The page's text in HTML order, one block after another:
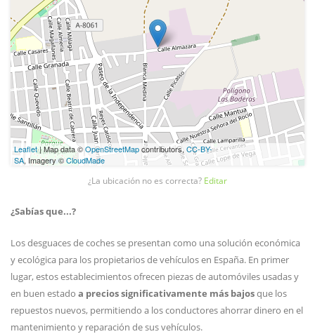
Leaflet| Map data ©OpenStreetMapcontributors, CC-BY-
SA, Imagery ©CloudMade
¿La ubicación no es correcta? Editar
¿Sabías que...?
Los desguaces de coches se presentan como una solución económica
y ecológica para los propietarios de vehículos en España. En primer
lugar, estos establecimientos ofrecen piezas de automóviles usadas y
en buen estado a precios significativamente más bajosque los
repuestos nuevos, permitiendo a los conductores ahorrar dinero en el
mantenimiento y reparación de sus vehículos.